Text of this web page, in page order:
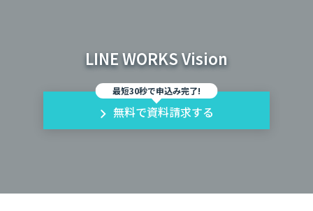
LINE WORKS Vision
最短30秒で申込み完了!
無料で資料請求する